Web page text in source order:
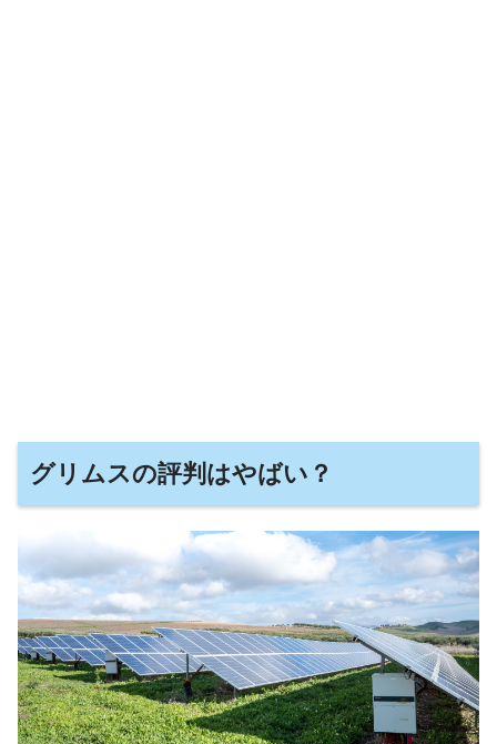
グリムスの評判はやばい？